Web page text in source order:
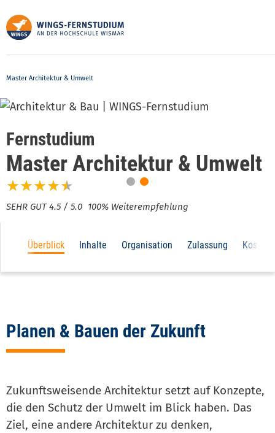
zum
Inhalt
Master Architektur & Umwelt
100% Weiterempfehlung
Fernstudium
Master Architektur & Umwelt
Main
navigation
Überblick Inhalte Organisation Zulassung Kosten
Planen & Bauen der Zukunft
Zukunftsweisende Architektur setzt auf Konzepte,
die den Schutz der Umwelt im Blick haben. Das
Ziel, eine andere Architektur zu denken,